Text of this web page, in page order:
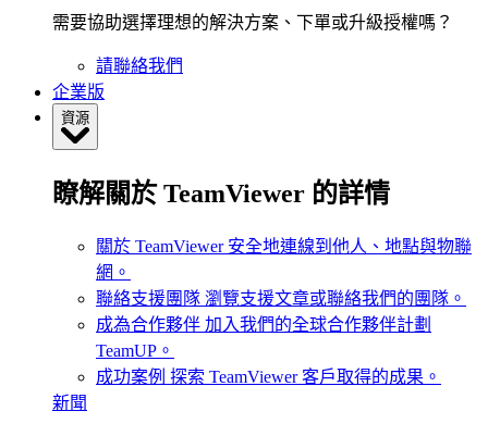
需要協助選擇理想的解決方案、下單或升級授權嗎？
請聯絡我們
企業版
資源
瞭解關於 TeamViewer 的詳情
關於 TeamViewer 安全地連線到他人、地點與物聯
網。
聯絡支援團隊 瀏覽支援文章或聯絡我們的團隊。
成為合作夥伴 加入我們的全球合作夥伴計劃
TeamUP。
成功案例 探索 TeamViewer 客戶取得的成果。
新聞